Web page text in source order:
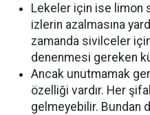
Lekeler için ise limon
izlerin azalmasına
zamanda sivilceler
denenmesi gereken
Ancak unutmamak
özelliği vardır. Her
gelmeyebilir. Bundan